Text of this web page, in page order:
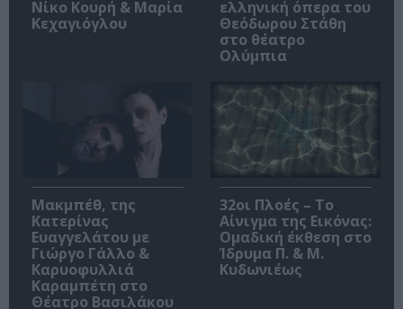
Νίκο Κουρή & Μαρία
Κεχαγιόγλου
ελληνική όπερα του
Θεόδωρου Στάθη
στο θέατρο
Ολύμπια
Μακμπέθ, της
Κατερίνας
Ευαγγελάτου με
Γιώργο Γάλλο &
Καρυοφυλλιά
Καραμπέτη στο
Θέατρο Βασιλάκου
32οι Πλοές – Το
Αίνιγμα της Εικόνας:
Ομαδική έκθεση στο
Ίδρυμα Π. & Μ.
Κυδωνιέως